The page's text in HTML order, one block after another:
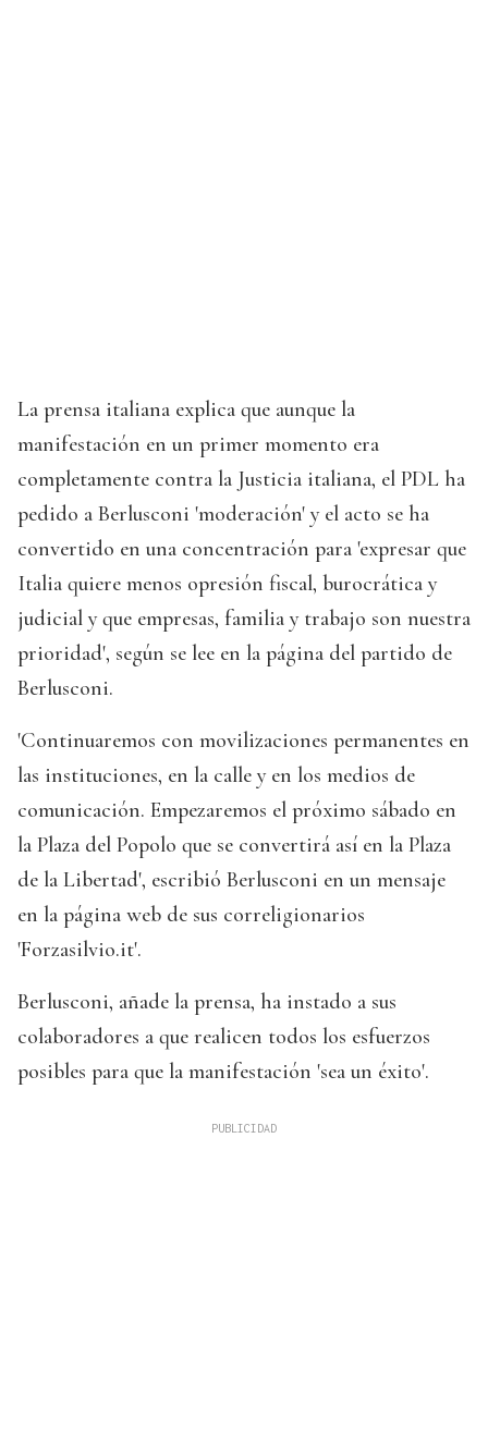
La prensa italiana explica que aunque la
manifestación en un primer momento era
completamente contra la Justicia italiana, el PDL ha
pedido a Berlusconi 'moderación' y el acto se ha
convertido en una concentración para 'expresar que
Italia quiere menos opresión fiscal, burocrática y
judicial y que empresas, familia y trabajo son nuestra
prioridad', según se lee en la página del partido de
Berlusconi.
'Continuaremos con movilizaciones permanentes en
las instituciones, en la calle y en los medios de
comunicación. Empezaremos el próximo sábado en
la Plaza del Popolo que se convertirá así en la Plaza
de la Libertad', escribió Berlusconi en un mensaje
en la página web de sus correligionarios
'Forzasilvio.it'.
Berlusconi, añade la prensa, ha instado a sus
colaboradores a que realicen todos los esfuerzos
posibles para que la manifestación 'sea un éxito'.